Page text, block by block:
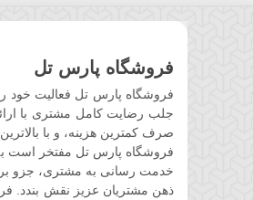
فروشگاه پارس تل
جلب رضایت کامل مشتری با
صرف کمترین هزینه، و با
فروشگاه پارس تل مفتخر است
خدمت رسانی به مشتری، جزو
ذهن مشتریان عزیز نقش بندد.